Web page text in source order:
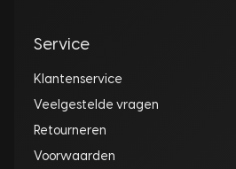
Service
Klantenservice
Veelgestelde vragen
Retourneren
Voorwaarden